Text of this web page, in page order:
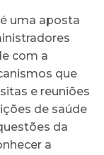
uma aposta
com a
que
e reuniões
de saúde
da
a